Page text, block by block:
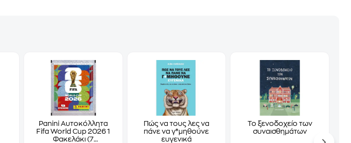
Panini Αυτοκόλλητα
Fifa World Cup 2026 1
Φακελάκι (7
Πώς να τους λες να
πάνε να γ*μηθούνε
ευγενικά
Το ξενοδοχείο των
συναισθημάτων